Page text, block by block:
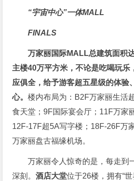
“宇宙中心”一体MALL
FINALS
万家丽国际MALL总建筑面积
主楼40万平方米，不论是吃喝玩乐
应俱全，给予游客超五星级的体验
心。楼内布局为：B2F万家丽生活
食天堂；9F国际宴会厅；11F万家
12F-17F超5A写字楼；18F-26F万
万家丽盘古福缘机场。
万家丽令人惊奇的是，每走到
深刻。酒店大堂位于26楼，拥有“